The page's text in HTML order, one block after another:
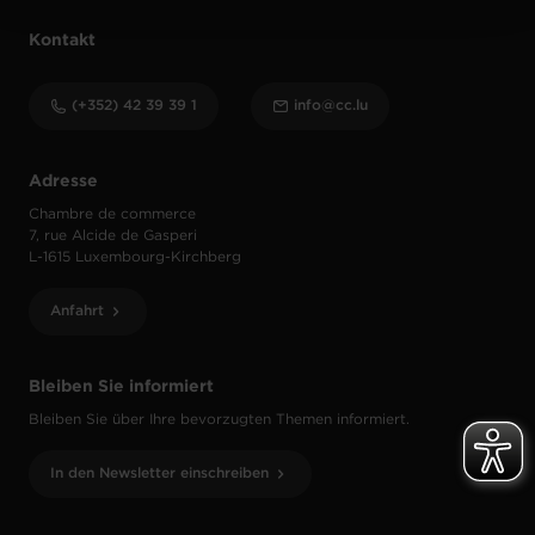
Bleiben Sie informiert
Bleiben Sie über Ihre bevorzugten Themen informiert.
In den Newsletter einschreiben
Adresse
Chambre de commerce
7, rue Alcide de Gasperi
L-1615 Luxembourg-Kirchberg
Anfahrt
Kontakt
(+352) 42 39 39 1 info@cc.lu